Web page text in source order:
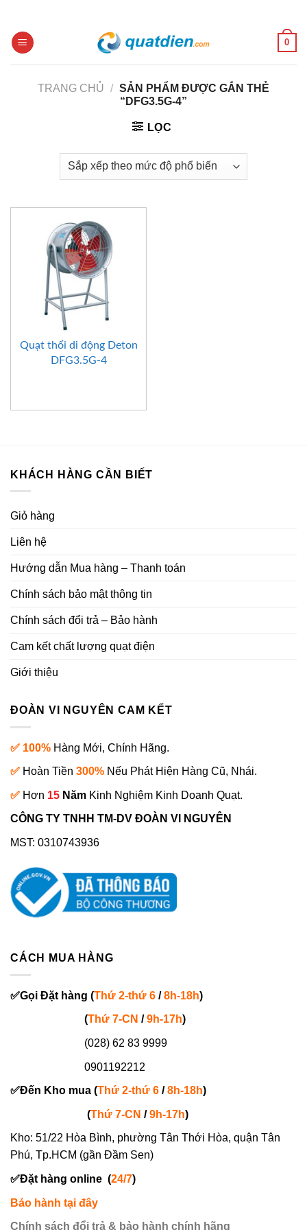
content
0
TRANG CHỦ / SẢN PHẨM ĐƯỢC GẮN THẺ
“DFG3.5G-4”
LỌC
Quạt thổi di động Deton
DFG3.5G-4
KHÁCH HÀNG CẦN BIẾT
Giỏ hàng
Liên hệ
Hướng dẫn Mua hàng – Thanh toán
Chính sách bảo mật thông tin
Chính sách đổi trả – Bảo hành
Cam kết chất lượng quạt điện
Giới thiệu
ĐOÀN VI NGUYÊN CAM KẾT
✅ 100% Hàng Mới, Chính Hãng.
✅ Hoàn Tiền 300% Nếu Phát Hiện Hàng Cũ, Nhái.
✅ Hơn 15 Năm Kinh Nghiệm Kinh Doanh Quạt.
CÔNG TY TNHH TM-DV ĐOÀN VI NGUYÊN
MST: 0310743936
CÁCH MUA HÀNG
✅Gọi Đặt hàng (Thứ 2-thứ 6 /8h-18h)
(Thứ 7-CN / 9h-17h)
(028) 62 83 9999
0901192212
✅Đến Kho mua (Thứ 2-thứ 6 /8h-18h)
(Thứ 7-CN /9h-17h)
Kho: 51/22 Hòa Bình, phường Tân Thới Hòa, quận Tân
Phú, Tp.HCM (gần Đầm Sen)
✅Đặt hàng online (24/7)
Bảo hành tại đây
Chính sách đổi trả & bảo hành chính hãng